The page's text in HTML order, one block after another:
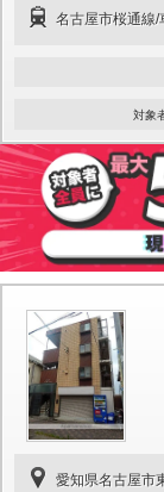
名古屋市桜通線/
対象
愛知県名古屋市